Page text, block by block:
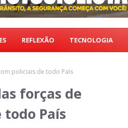
REFLEXÃO TECNOLOGIA
policiais de todo País
forças de
País